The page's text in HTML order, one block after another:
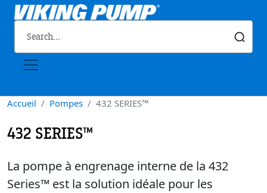
Accueil Pompes 432 SERIES™
432 SERIES™
La pompe à engrenage interne de la 432
Series™ est la solution idéale pour les